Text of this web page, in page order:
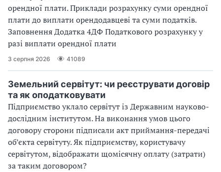
орендної плати. Приклади розрахунку суми орендної
плати до виплати орендодавцеві та суми податків.
Заповнення Додатка 4ДФ Податкового розрахунку у
разі виплати орендної плати
3 серпня 2026 41089
Земельний сервітут: чи реєструвати договір
та як оподатковувати
Підприємство уклало сервітут із Державним науково-
дослідним інститутом. На виконання умов цього
договору сторони підписали акт приймання-передачі
об’єкта сервітуту. Як підприємству, користувачу
сервітутом, відображати щомісячну оплату (затрати)
за таким договором?